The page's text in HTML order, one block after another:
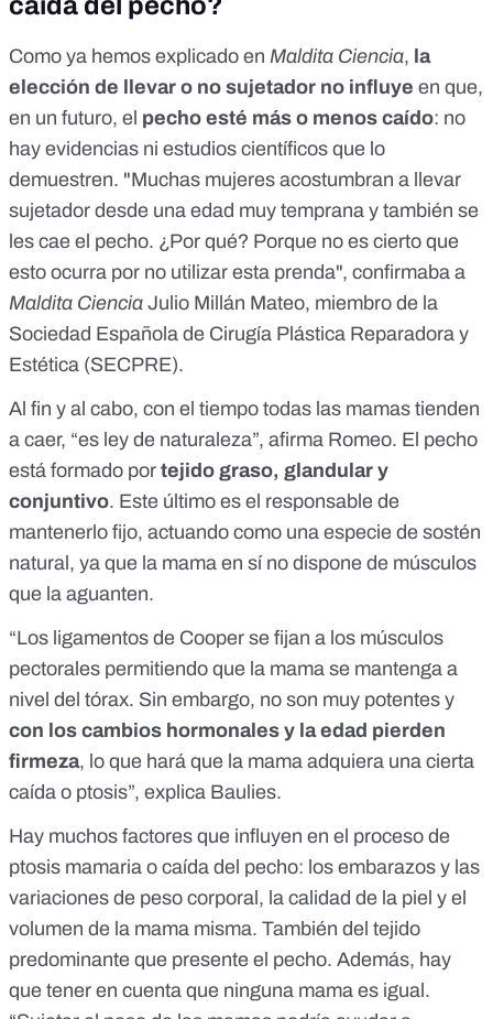
caída del pecho?
Como ya hemos explicado en Maldita Ciencia, la
elección de llevar o no sujetador no influye en que,
en un futuro, el pecho esté más o menos caído: no
hay evidencias ni estudios científicos que lo
demuestren. "Muchas mujeres acostumbran a llevar
sujetador desde una edad muy temprana y también se
les cae el pecho. ¿Por qué? Porque no es cierto que
esto ocurra por no utilizar esta prenda", confirmaba a
Maldita Ciencia Julio Millán Mateo, miembro de la
Sociedad Española de Cirugía Plástica Reparadora y
Estética (SECPRE).
Al fin y al cabo, con el tiempo todas las mamas tienden
a caer, “es ley de naturaleza”, afirma Romeo. El pecho
está formado por tejido graso, glandular y
conjuntivo. Este último es el responsable de
mantenerlo fijo, actuando como una especie de sostén
natural, ya que la mama en sí no dispone de músculos
que la aguanten.
“Los ligamentos de Cooper se fijan a los músculos
pectorales permitiendo que la mama se mantenga a
nivel del tórax. Sin embargo, no son muy potentes y
con los cambios hormonales y la edad pierden
firmeza, lo que hará que la mama adquiera una cierta
caída o ptosis”, explica Baulies.
Hay muchos factores que influyen en el proceso de
ptosis mamaria o caída del pecho: los embarazos y las
variaciones de peso corporal, la calidad de la piel y el
volumen de la mama misma. También del tejido
predominante que presente el pecho. Además, hay
que tener en cuenta que ninguna mama es igual.